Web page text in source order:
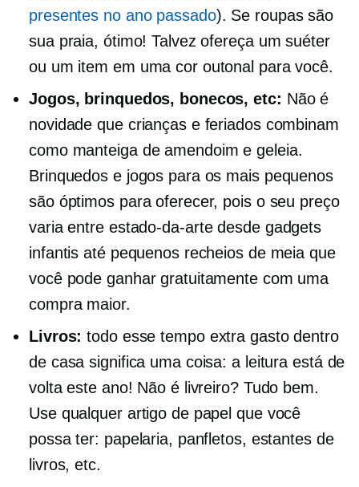
presentes no ano passado). Se roupas são
sua praia, ótimo! Talvez ofereça um suéter
ou um item em uma cor outonal para você.
Jogos, brinquedos, bonecos, etc: Não é
novidade que crianças e feriados combinam
como manteiga de amendoim e geleia.
Brinquedos e jogos para os mais pequenos
são óptimos para oferecer, pois o seu preço
varia entre estado-da-artedesde gadgets
infantis até pequenos recheios de meia que
você pode ganhar gratuitamente com uma
compra maior.
Livros: todo esse tempo extra gasto dentro
de casa significa uma coisa: a leitura está de
volta este ano! Não é livreiro? Tudo bem.
Use qualquer artigo de papel que você
possa ter: papelaria, panfletos, estantes de
livros, etc.